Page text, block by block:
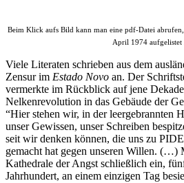
Beim Klick aufs Bild kann man eine pdf-Datei
April 1974 aufgelistet
Viele Literaten schrieben aus dem
Zensur im Estado Novo an. Der
vermerkte im Rückblick auf jene
Nelkenrevolution in das Gebäude der
“Hier stehen wir, in der leergebrannten
unser Gewissen, unser Schreiben
seit wir denken können, die uns zu
gemacht hat gegen unseren Willen. (…)
Kathedrale der Angst schließlich ein,
Jahrhundert, an einem einzigen Tag